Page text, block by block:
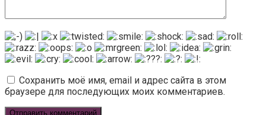
Сохранить моё имя, email и адрес сайта в этом
браузере для последующих моих комментариев.